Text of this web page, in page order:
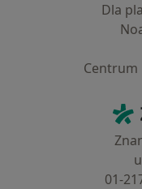
Dla
Centrum
01-